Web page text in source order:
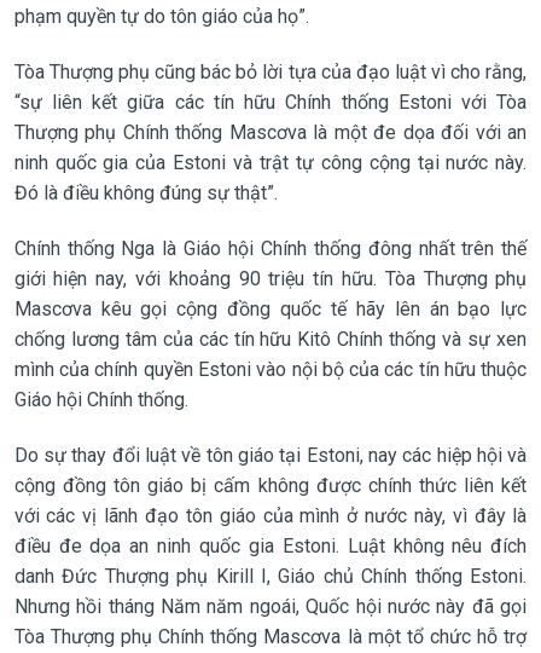
phạm quyền tự do tôn giáo của họ”.
Tòa Thượng phụ cũng bác bỏ lời tựa của đạo luật vì cho rằng,
“sự liên kết giữa các tín hữu Chính thống Estoni với Tòa
Thượng phụ Chính thống Mascơva là một đe dọa đối với an
ninh quốc gia của Estoni và trật tự công cộng tại nước này.
Đó là điều không đúng sự thật”.
Chính thống Nga là Giáo hội Chính thống đông nhất trên thế
giới hiện nay, với khoảng 90 triệu tín hữu. Tòa Thượng phụ
Mascơva kêu gọi cộng đồng quốc tế hãy lên án bạo lực
chống lương tâm của các tín hữu Kitô Chính thống và sự xen
mình của chính quyền Estoni vào nội bộ của các tín hữu thuộc
Giáo hội Chính thống.
Do sự thay đổi luật về tôn giáo tại Estoni, nay các hiệp hội và
cộng đồng tôn giáo bị cấm không được chính thức liên kết
với các vị lãnh đạo tôn giáo của mình ở nước này, vì đây là
điều đe dọa an ninh quốc gia Estoni. Luật không nêu đích
danh Đức Thượng phụ Kirill I, Giáo chủ Chính thống Estoni.
Nhưng hồi tháng Năm năm ngoái, Quốc hội nước này đã gọi
Tòa Thượng phụ Chính thống Mascơva là một tổ chức hỗ trợ